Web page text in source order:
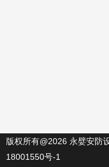
版权所有@2026 永嬖安
18001550号-1